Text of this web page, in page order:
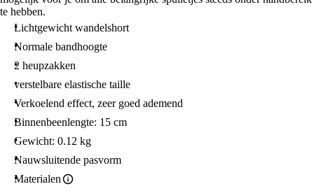
te hebben.
Lichtgewicht wandelshort
Normale bandhoogte
2 heupzakken
verstelbare elastische taille
Verkoelend effect, zeer goed ademend
Binnenbeenlengte: 15 cm
Gewicht: 0.12 kg
Nauwsluitende pasvorm
Materialen